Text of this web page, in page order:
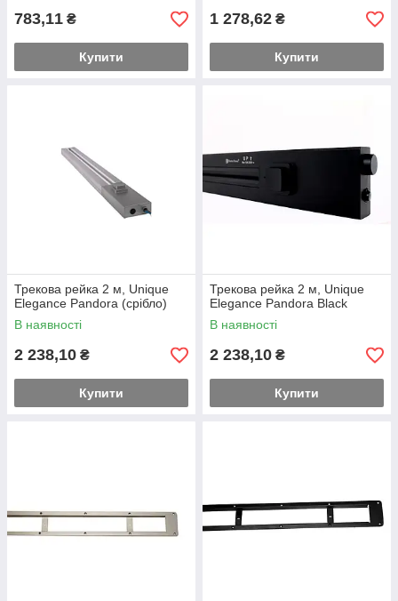
783,11 ₴
Купити
1 278,62 ₴
Купити
Трекова рейка 2 м, Unique
Elegance Pandora (срібло)
В наявності
2 238,10 ₴
Купити
Трекова рейка 2 м, Unique
Elegance Pandora Black
В наявності
2 238,10 ₴
Купити